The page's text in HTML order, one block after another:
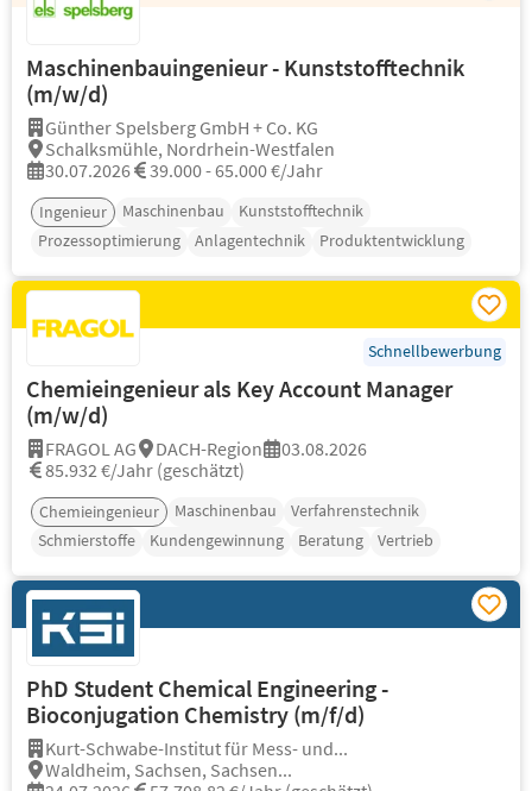
Maschinenbauingenieur - Kunststofftechnik
(m/w/d)
Günther Spelsberg GmbH + Co. KG
Schalksmühle, Nordrhein-Westfalen
30.07.2026
39.000 - 65.000 €/Jahr
Ingenieur Maschinenbau
Kunststofftechnik
Prozessoptimierung
Anlagentechnik Produktentwicklung
Schnellbewerbung
Chemieingenieur als Key Account Manager
(m/w/d)
FRAGOL AG DACH-Region
03.08.2026
85.932 €/Jahr (geschätzt)
Chemieingenieur Maschinenbau
Verfahrenstechnik
Schmierstoffe
Kundengewinnung Beratung Vertrieb
PhD Student Chemical Engineering -
Bioconjugation Chemistry (m/f/d)
Kurt-Schwabe-Institut für Mess- und...
Waldheim, Sachsen, Sachsen...